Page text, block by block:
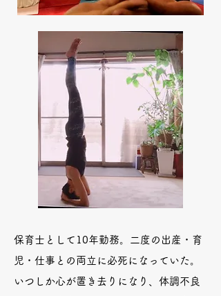
保育士として10年勤務。二度の出産・育
児・仕事との両立に必死になっていた。
いつしか心が置き去りになり、体調不良